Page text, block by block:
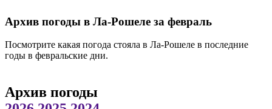
Архив погоды в Ла-Рошеле за февраль
Посмотрите какая погода стояла в Ла-Рошеле в последние
годы в февральские дни.
Архив погоды